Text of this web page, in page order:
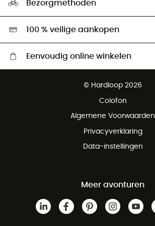
Hardgreen
Bezorgmethoden
100 % veilige aankopen
Eenvoudig online winkelen
Gratis retourneren binnen 100 dagen
© Hardloop 2026
Colofon
Algemene Voorwaarden
Privacyverklaring
Data-instellingen
Meer avonturen